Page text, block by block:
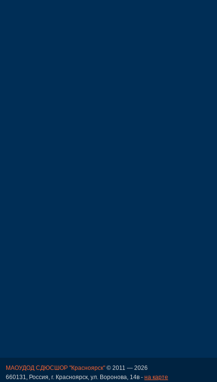
МАОУДОД СДЮСШОР "Красноярск" © 2011 — 2026
660131, Россия, г. Красноярск, ул. Воронова, 14в - на карте